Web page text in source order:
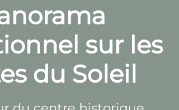
sur les
du Soleil